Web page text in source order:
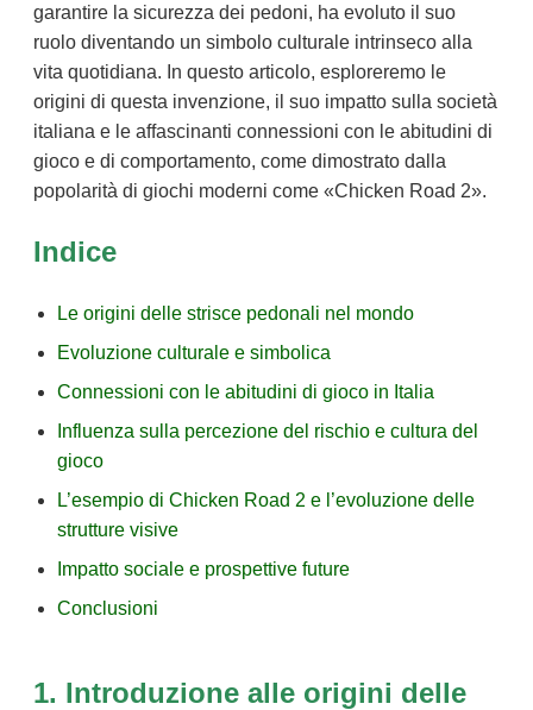
garantire la sicurezza dei pedoni, ha evoluto il suo
ruolo diventando un simbolo culturale intrinseco alla
vita quotidiana. In questo articolo, esploreremo le
origini di questa invenzione, il suo impatto sulla società
italiana e le affascinanti connessioni con le abitudini di
gioco e di comportamento, come dimostrato dalla
popolarità di giochi moderni come «Chicken Road 2».
Indice
Le origini delle strisce pedonali nel mondo
Evoluzione culturale e simbolica
Connessioni con le abitudini di gioco in Italia
Influenza sulla percezione del rischio e cultura del
gioco
L’esempio di Chicken Road 2 e l’evoluzione delle
strutture visive
Impatto sociale e prospettive future
Conclusioni
1. Introduzione alle origini delle